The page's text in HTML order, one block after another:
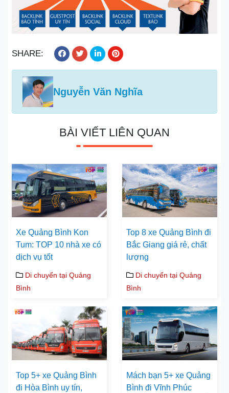
SHARE:
Nguyễn Văn Nghĩa
BÀI VIẾT LIÊN QUAN
Xe Quảng Bình Kon
Tum: TOP 10 nhà xe có
dịch vụ tốt
Di chuyển tại Quảng
Bình
Top 8 xe Quảng Bình đi
Bắc Giang giá rẻ, chất
lượng
Di chuyển tại Quảng
Bình
Top 5+ xe Quảng Bình
đi Hòa Bình uy tín,
Mách bạn 5+ xe Quảng
Bình đi Vĩnh Phúc